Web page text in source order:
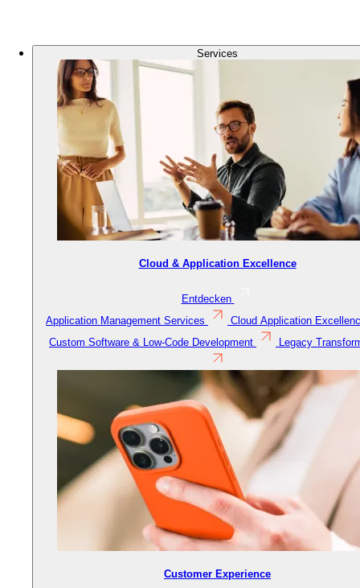
Services
Cloud & Application Excellence
Entdecken
Application Management Services
Cloud Application
Custom Software & Low-Code Development
Legacy
Customer Experience